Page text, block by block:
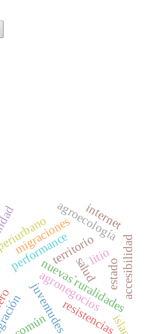
performance
migraciones
juventudes
nuevas ruralidades
territorio
salud accesibilidad
agronegocios
agroecología
resistencias
litio
común
.
internet
estado
islam